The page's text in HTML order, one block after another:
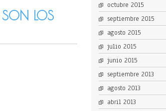
SON LOS
octubre 2015
septiembre 2015
agosto 2015
julio 2015
junio 2015
septiembre 2013
agosto 2013
abril 2013